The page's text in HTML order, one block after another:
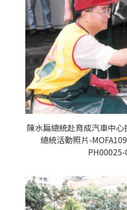
陳水扁總統赴育成汽車中
總統活動照片-